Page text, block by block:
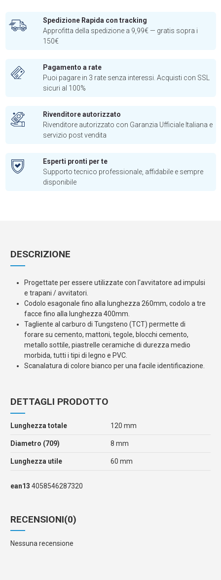
Spedizione Rapida con tracking
Approfitta della spedizione a 9,99€ — gratis sopra i
150€
Pagamento a rate
Puoi pagare in 3 rate senza interessi. Acquisti con SSL
sicuri al 100%
Rivenditore autorizzato
Rivenditore autorizzato con Garanzia Ufficiale Italiana e
servizio post vendita
Esperti pronti per te
Supporto tecnico professionale, affidabile e sempre
disponibile
DESCRIZIONE
Progettate per essere utilizzate con l'avvitatore ad impulsi
e trapani / avvitatori.
Codolo esagonale fino alla lunghezza 260mm, codolo a tre
facce fino alla lunghezza 400mm.
Tagliente al carburo di Tungsteno (TCT) permette di
forare su cemento, mattoni, tegole, blocchi cemento,
metallo sottile, piastrelle ceramiche di durezza medio
morbida, tutti i tipi di legno e PVC.
Scanalatura di colore bianco per una facile identificazione.
DETTAGLI PRODOTTO
Lunghezza totale 120 mm
Diametro (709) 8 mm
Lunghezza utile 60 mm
ean13 4058546287320
RECENSIONI(0)
Nessuna recensione